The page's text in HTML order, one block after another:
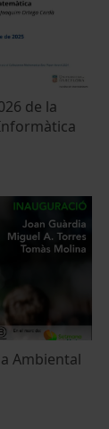
de la
Ambiental